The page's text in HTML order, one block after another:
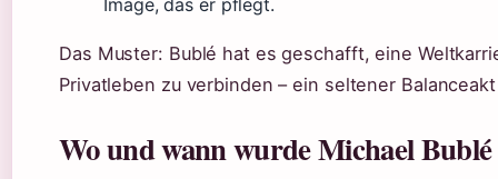
Das Muster: Bublé hat es geschafft, eine
Privatleben zu verbinden – ein seltener
Wo und wann wurde Michael Bublé